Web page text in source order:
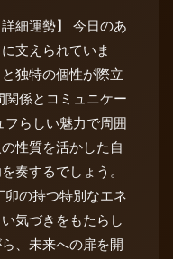
細運勢】 今日のあ
支えられていま
独特の個性が際立
係とコミュニケー
らしい魅力で周囲
性質を活かした自
奏するでしょう。
卯の持つ特別なエネ
気づきをもたらし
、未来への扉を開